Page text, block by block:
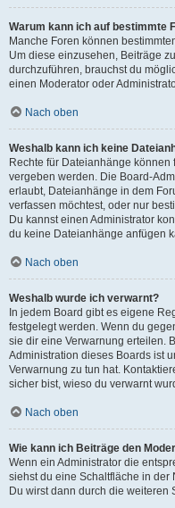
Warum kann ich auf bestimmte
Manche Foren können
Um diese einzusehen, Beiträge
durchzuführen, brauchst du
einen Moderator oder
Nach oben
Weshalb kann ich keine
Rechte für Dateianhänge
vergeben werden. Die Board-
erlaubt, Dateianhänge in dem
verfassen möchtest, oder nur
Du kannst einen Administrator
du keine Dateianhänge anfügen
Nach oben
Weshalb wurde ich verwarnt?
In jedem Board gibt es eigene
festgelegt werden. Wenn du
sie dir eine Verwarnung erteilen.
Administration dieses Boards ist
Verwarnung zu tun hat.
sicher bist, wieso du verwarnt
Nach oben
Wie kann ich Beiträge den
Wenn ein Administrator die
siehst du eine Schaltfläche in der
Du wirst dann durch die weiteren